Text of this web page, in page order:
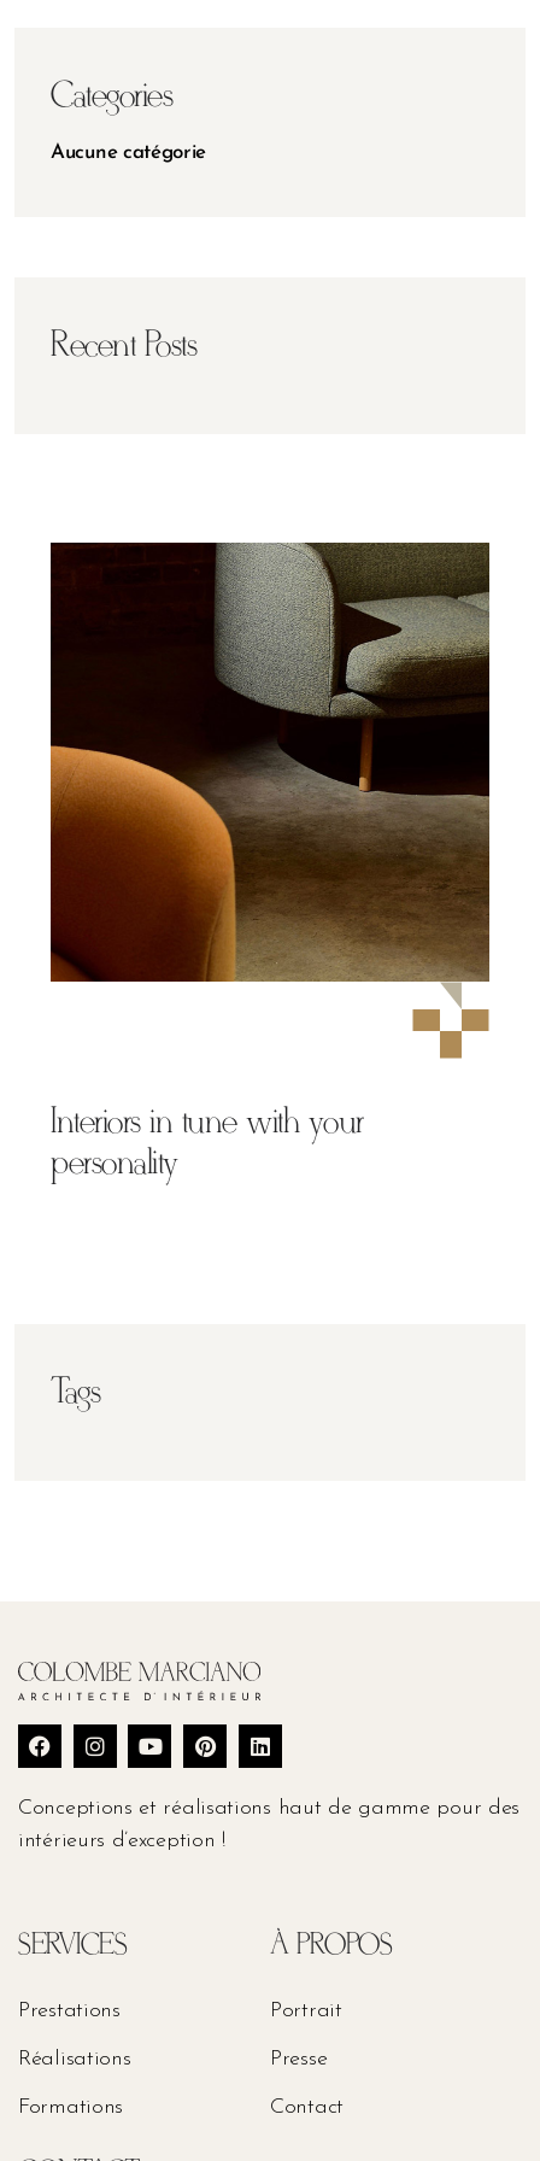
Categories
Aucune catégorie
Recent Posts
Interiors in tune with your
personality
Tags
Conceptions et réalisations haut de gamme pour des
intérieurs d’exception !
SERVICES
Prestations
Réalisations
Formations
À PROPOS
Portrait
Presse
Contact